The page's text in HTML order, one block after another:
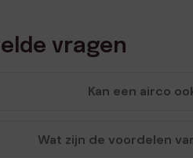
vragen
Kan een airco
Wat zijn de voordelen